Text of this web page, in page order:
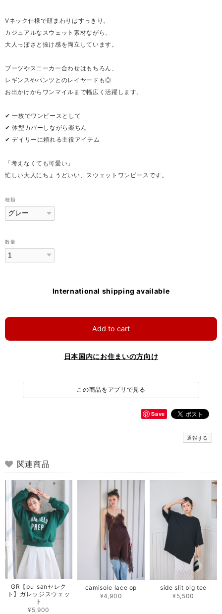
Vネック仕様で顔まわりはすっきり。
カジュアルなスウェット素材ながら、
大人っぽさと抜け感を両立しています。
ブーツやスニーカー合わせはもちろん、
レギンスやパンツとのレイヤードも◎
お出かけからワンマイルまで幅広く活躍します。
✔ 一枚でワンピースとして
✔ 体型カバーしながら楽ちん
✔ デイリーに頼れる主役アイテム
「考えなくても可愛い」
忙しい大人にちょうどいい、スウェットワンピースです。
種類
数量
International shipping available
Add to cart
日本国内にお住まいの方向け
この商品をアプリで見る
Save
通報する
関連商品
GR【pu_sanセレク
ト】ガレッジスウェッ
ト
¥5,900
camisole lace op
¥4,900
side slit big tee
¥5,500